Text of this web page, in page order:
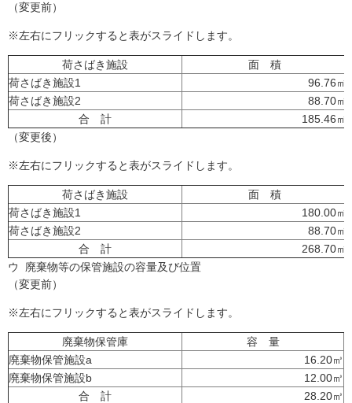
（変更前）
※左右にフリックすると表がスライドします。
荷さばき施設
面 積
荷さばき施設1
96.76㎡
荷さばき施設2
88.70㎡
合 計
185.46㎡
（変更後）
※左右にフリックすると表がスライドします。
荷さばき施設
面 積
荷さばき施設1
180.00㎡
荷さばき施設2
88.70㎡
合 計
268.70㎡
ウ 廃棄物等の保管施設の容量及び位置
（変更前）
※左右にフリックすると表がスライドします。
廃棄物保管庫
容 量
廃棄物保管施設a
16.20㎥
廃棄物保管施設b
12.00㎥
合 計
28.20㎥